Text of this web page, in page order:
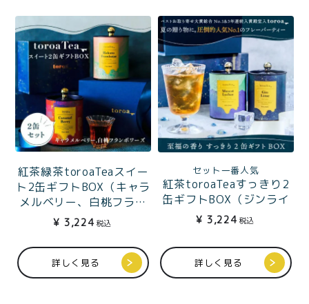
紅茶緑茶toroaTeaスイー
ト2缶ギフトBOX（キャラ
メルベリー、白桃フラン
ボワーズ）
¥ 3,224 税込
詳しく見る
セット一番人気
紅茶toroaTeaすっきり2
缶ギフトBOX（ジンライ
ム、マスカットライチ）
¥ 3,224 税込
詳しく見る